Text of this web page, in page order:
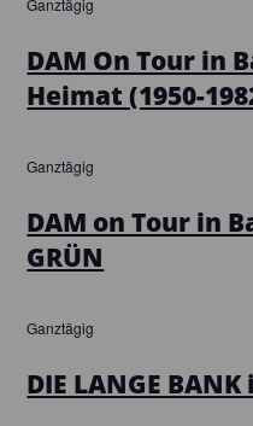
DAM On Tour in
Heimat (1950-
Ganztägig
DAM on Tour in
GRÜN
Ganztägig
DIE LANGE